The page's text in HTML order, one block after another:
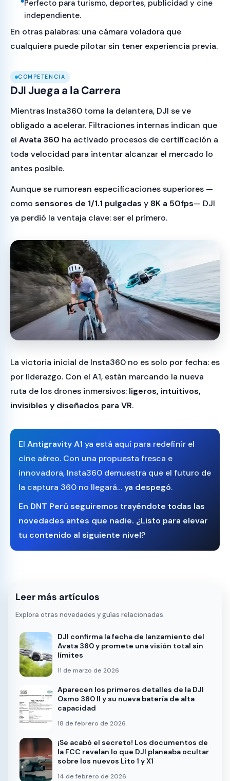
Perfecto para turismo, deportes, publicidad y cine
independiente.
En otras palabras: una cámara voladora que
cualquiera puede pilotar sin tener experiencia previa.
COMPETENCIA
DJI Juega a la Carrera
Mientras Insta360 toma la delantera, DJI se ve
obligado a acelerar. Filtraciones internas indican que
el Avata 360 ha activado procesos de certificación a
toda velocidad para intentar alcanzar el mercado lo
antes posible.
Aunque se rumorean especificaciones superiores —
como sensores de 1/1.1 pulgadas y 8K a 50fps— DJI
ya perdió la ventaja clave: ser el primero.
La victoria inicial de Insta360 no es solo por fecha: es
por liderazgo. Con el A1, están marcando la nueva
ruta de los drones inmersivos: ligeros, intuitivos,
invisibles y diseñados para VR.
El Antigravity A1 ya está aquí para redefinir el
cine aéreo. Con una propuesta fresca e
innovadora, Insta360 demuestra que el futuro de
la captura 360 no llegará…ya despegó.
En DNT Perú seguiremos trayéndote todas las
novedades antes que nadie. ¿Listo para elevar
tu contenido al siguiente nivel?
Leer más artículos
Explora otras novedades y guías relacionadas.
DJI confirma la fecha de lanzamiento del
Avata 360 y promete una visión total sin
límites
11 de marzo de 2026
Aparecen los primeros detalles de la DJI
Osmo 360 II y su nueva batería de alta
capacidad
18 de febrero de 2026
¡Se acabó el secreto! Los documentos de
la FCC revelan lo que DJI planeaba ocultar
sobre los nuevos Lito 1 y X1
14 de febrero de 2026